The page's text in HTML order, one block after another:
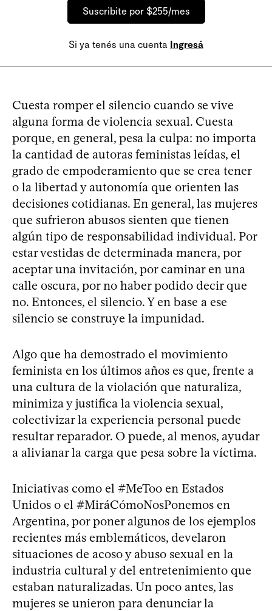
Suscribite por $255/mes
Si ya tenés una cuenta Ingresá
Cuesta romper el silencio cuando se vive
alguna forma de violencia sexual. Cuesta
porque, en general, pesa la culpa: no importa
la cantidad de autoras feministas leídas, el
grado de empoderamiento que se crea tener
o la libertad y autonomía que orienten las
decisiones cotidianas. En general, las mujeres
que sufrieron abusos sienten que tienen
algún tipo de responsabilidad individual. Por
estar vestidas de determinada manera, por
aceptar una invitación, por caminar en una
calle oscura, por no haber podido decir que
no. Entonces, el silencio. Y en base a ese
silencio se construye la impunidad.
Algo que ha demostrado el movimiento
feminista en los últimos años es que, frente a
una cultura de la violación que naturaliza,
minimiza y justifica la violencia sexual,
colectivizar la experiencia personal puede
resultar reparador. O puede, al menos, ayudar
a alivianar la carga que pesa sobre la víctima.
Iniciativas como el #MeToo en Estados
Unidos o el #MiráCómoNosPonemos en
Argentina, por poner algunos de los ejemplos
recientes más emblemáticos, develaron
situaciones de acoso y abuso sexual en la
industria cultural y del entretenimiento que
estaban naturalizadas. Un poco antes, las
mujeres se unieron para denunciar la